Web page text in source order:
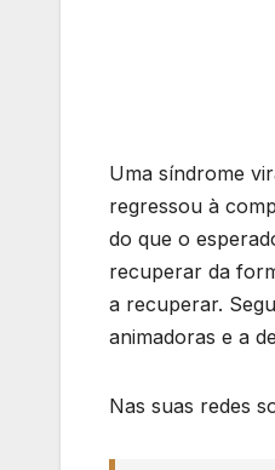
Uma síndrome
regressou à
do que o
recuperar da
a recuperar.
animadoras e a
Nas suas redes